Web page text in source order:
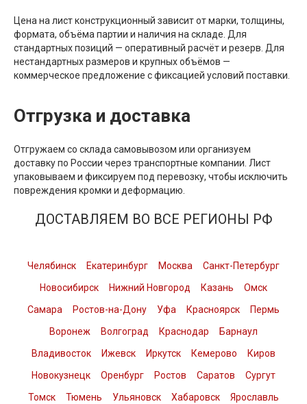
Цена на лист конструкционный зависит от марки, толщины,
формата, объёма партии и наличия на складе. Для
стандартных позиций — оперативный расчёт и резерв. Для
нестандартных размеров и крупных объёмов —
коммерческое предложение с фиксацией условий поставки.
Отгрузка и доставка
Отгружаем со склада самовывозом или организуем
доставку по России через транспортные компании. Лист
упаковываем и фиксируем под перевозку, чтобы исключить
повреждения кромки и деформацию.
ДОСТАВЛЯЕМ ВО ВСЕ РЕГИОНЫ РФ
Челябинск Екатеринбург Москва
Санкт-Петербург
Новосибирск
Нижний Новгород Казань
Омск
Самара
Ростов-на-Дону Уфа Красноярск
Пермь
Воронеж
Волгоград Краснодар
Барнаул
Владивосток
Ижевск Иркутск Кемерово
Киров
Новокузнецк
Оренбург Ростов Саратов
Сургут
Томск
Тюмень Ульяновск Хабаровск Ярославль